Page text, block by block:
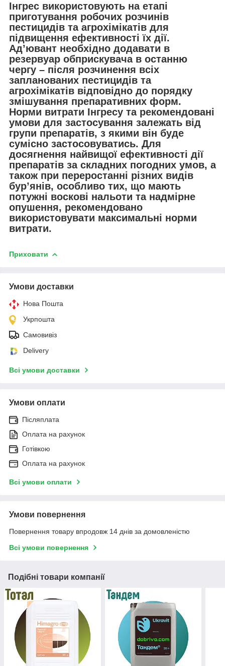
Інгрес використовують на етапі
приготування робочих розчинів
пестицидів та агрохімікатів для
підвищення ефективності їх дії.
Ад’ювант необхідно додавати в
резервуар обприскувача в останню
чергу – після розчинення всіх
запланованих пестицидів та
агрохімікатів відповідно до порядку
змішування препаративних форм.
Норми витрати Інгресу та рекомендовані
умови для застосування залежать від
групи препаратів, з якими він буде
сумісно застосовуватись. Для
досягнення найвищої ефективності дії
препаратів за складних погодних умов, а
також при переростанні різних видів
бур’янів, особливо тих, що мають
потужні воскові нальоти та надмірне
опушення, рекомендовано
використовувати максимальні норми
витрати.
Приховати
Умови доставки
Нова Пошта
Укрпошта
Самовивіз
Delivery
Всі умови доставки
Умови оплати
Післяплата
Оплата на рахунок
Готівкою
Оплата на рахунок
Всі умови оплати
Умови повернення
Повернення товару впродовж 14 днів за домовленістю
Всі умови повернення
Подібні товари компанії